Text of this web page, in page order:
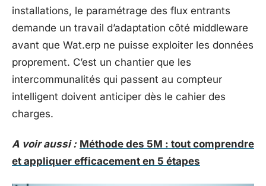
installations, le paramétrage des flux entrants
demande un travail d’adaptation côté middleware
avant que Wat.erp ne puisse exploiter les données
proprement. C’est un chantier que les
intercommunalités qui passent au compteur
intelligent doivent anticiper dès le cahier des
charges.
A voir aussi : Méthode des 5M : tout comprendre
et appliquer efficacement en 5 étapes